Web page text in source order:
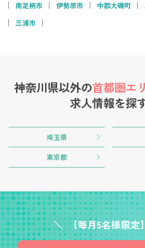
南足柄市
伊勢原市 中郡大磯町
三浦市
神奈川県以外の首都圏エ
求人情報を探
埼玉県
東京都
【毎月5名様限定